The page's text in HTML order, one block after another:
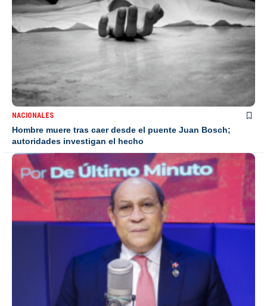
NACIONALES
Hombre muere tras caer desde el puente Juan Bosch;
autoridades investigan el hecho